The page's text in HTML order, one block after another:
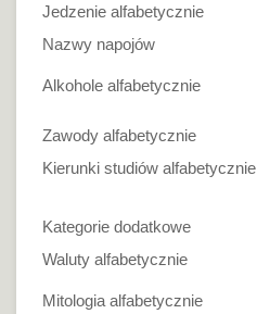
Jedzenie alfabetycznie
Nazwy napojów
Alkohole alfabetycznie
Zawody alfabetycznie
Kierunki studiów alfabetycznie
Kategorie dodatkowe
Waluty alfabetycznie
Mitologia alfabetycznie